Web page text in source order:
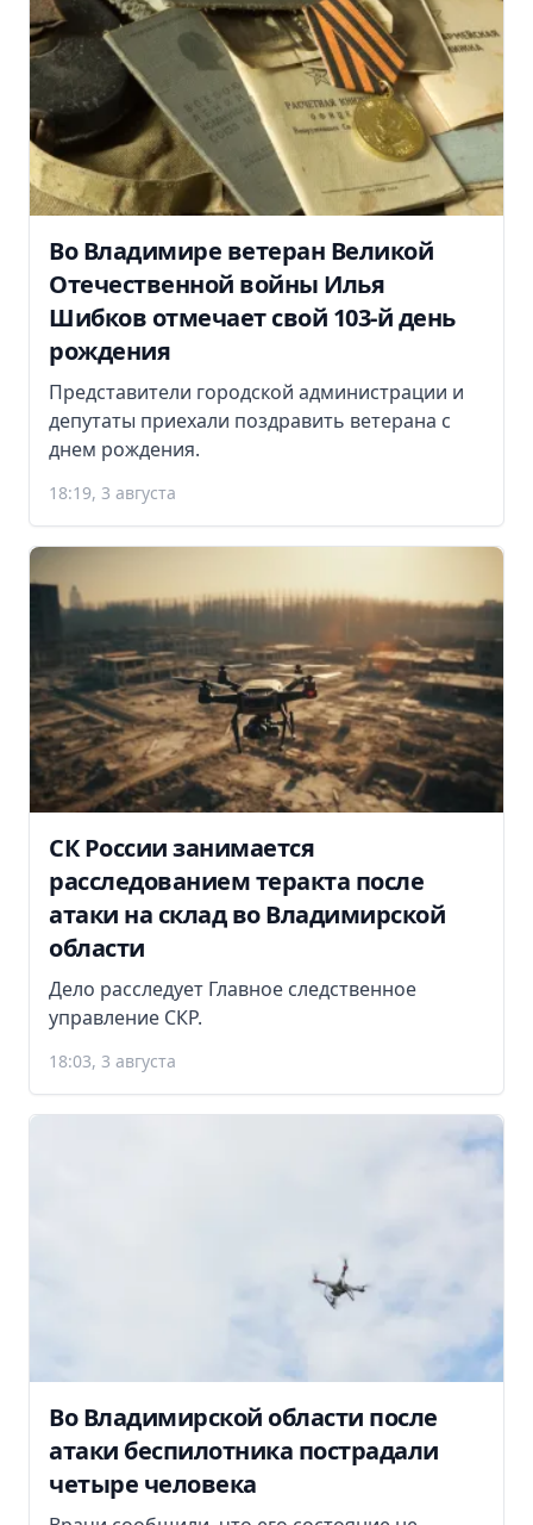
Во Владимире ветеран Великой
Отечественной войны Илья
Шибков отмечает свой 103-й день
рождения
Представители городской администрации и
депутаты приехали поздравить ветерана с
днем рождения.
18:19, 3 августа
СК России занимается
расследованием теракта после
атаки на склад во Владимирской
области
Дело расследует Главное следственное
управление СКР.
18:03, 3 августа
Во Владимирской области после
атаки беспилотника пострадали
четыре человека